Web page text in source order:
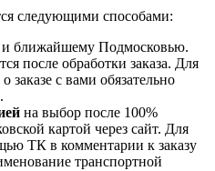
следующими способами:
и ближайшему Подмосковью.
после обработки заказа. Для
с вами обязательно
на выбор после 100%
картой через сайт. Для
ТК в комментарии к заказу
транспортной